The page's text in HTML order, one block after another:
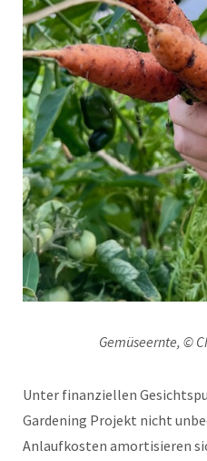
Gemüseernte, ©
Unter finanziellen
Gardening Projekt nicht
Anlaufkosten amortisieren